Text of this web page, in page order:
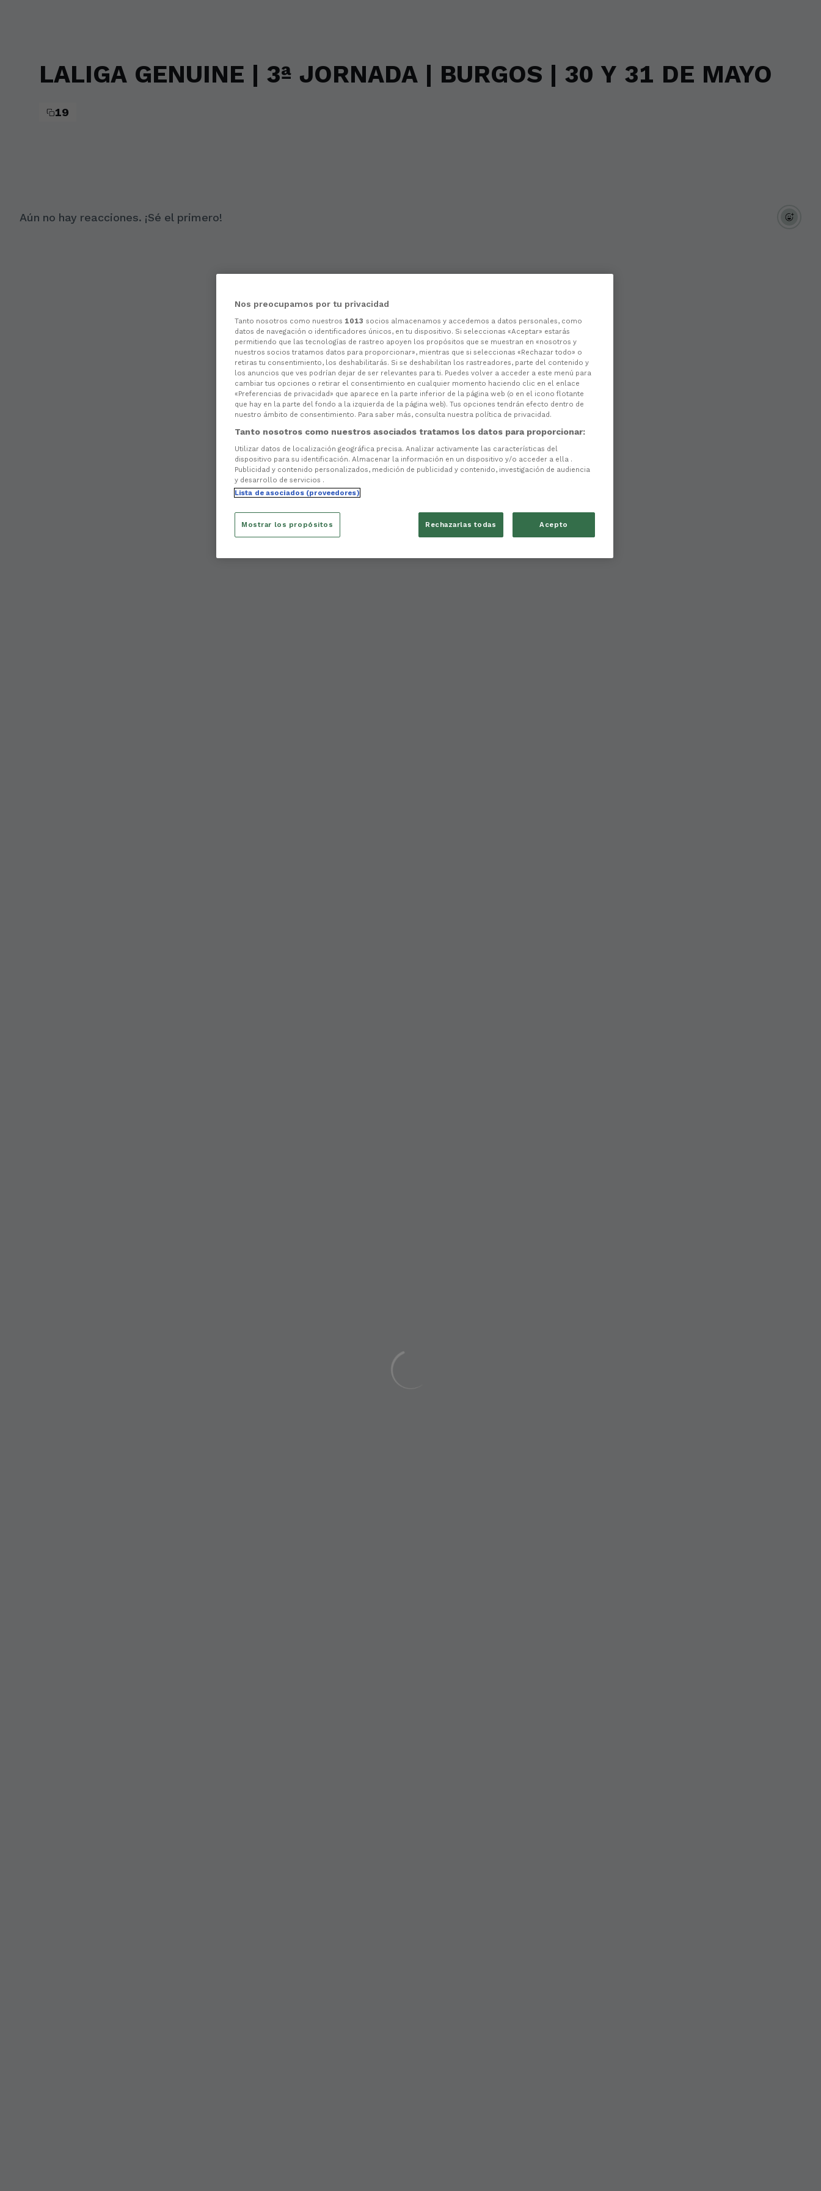
LALIGA GENUINE | 3ª JORNADA | BURGOS | 30 Y 31 DE MAYO
19
Aún no hay reacciones. ¡Sé el primero!
Nos preocupamos por tu privacidad
Tanto nosotros como nuestros 1013 socios almacenamos y accedemos a datos personales, como
datos de navegación o identificadores únicos, en tu dispositivo. Si seleccionas «Aceptar» estarás
permitiendo que las tecnologías de rastreo apoyen los propósitos que se muestran en «nosotros y
nuestros socios tratamos datos para proporcionar», mientras que si seleccionas «Rechazar todo» o
retiras tu consentimiento, los deshabilitarás. Si se deshabilitan los rastreadores, parte del contenido y
los anuncios que ves podrían dejar de ser relevantes para ti. Puedes volver a acceder a este menú para
cambiar tus opciones o retirar el consentimiento en cualquier momento haciendo clic en el enlace
«Preferencias de privacidad» que aparece en la parte inferior de la página web (o en el icono flotante
que hay en la parte del fondo a la izquierda de la página web). Tus opciones tendrán efecto dentro de
nuestro ámbito de consentimiento. Para saber más, consulta nuestra política de privacidad.
Tanto nosotros como nuestros asociados tratamos los datos para proporcionar:
Utilizar datos de localización geográfica precisa. Analizar activamente las características del
dispositivo para su identificación. Almacenar la información en un dispositivo y/o acceder a ella .
Publicidad y contenido personalizados, medición de publicidad y contenido, investigación de audiencia
y desarrollo de servicios .
Lista de asociados (proveedores)
Rechazarlas todas Acepto
Mostrar los propósitos